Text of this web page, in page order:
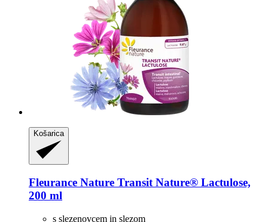
Košarica
Fleurance Nature Transit Nature® Lactulose,
200 ml
s slezenovcem in slezom